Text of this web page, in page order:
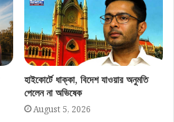
হাইকোর্টে ধাক্কা, বিদেশ যাওয়ার অনুমতি
পেলেন না অভিষেক
August 5, 2026